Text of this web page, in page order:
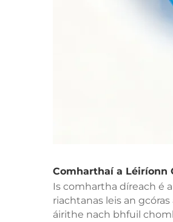
Comharthaí a Léiríonn
Is comhartha díreach é
riachtanas leis an
áirithe nach bhfuil